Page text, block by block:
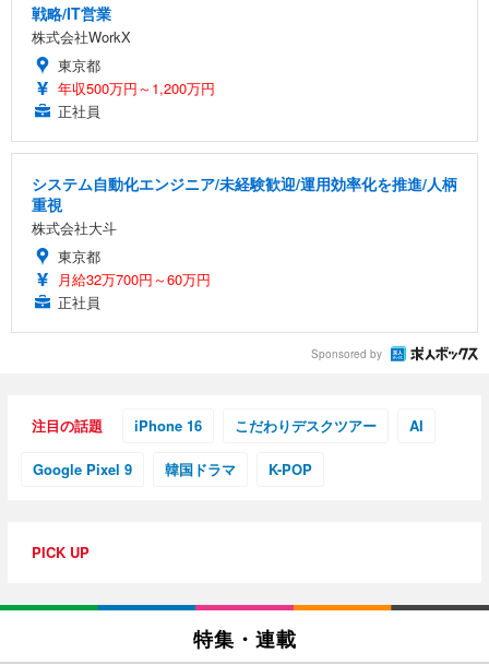
戦略/IT営業
株式会社WorkX
東京都
年収500万円～1,200万円
正社員
システム自動化エンジニア/未経験歓迎/運用効率化を推進/人柄
重視
株式会社大斗
東京都
月給32万700円～60万円
正社員
Sponsored by
注目の話題 iPhone 16 こだわりデスクツアー AI
Google Pixel 9 韓国ドラマ K-POP
PICK UP
特集・連載